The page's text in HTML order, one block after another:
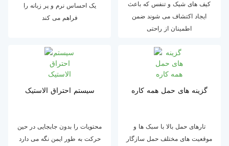
یک احساس نرم و پر زبانه را
فراهم می کند
کیف های شیک و تنفس که باعث
ایجاد اکتشاف می شوند ضمن
اطمینان از راحتی
سیستم احتراق الاستیک
محتویات را بدون جابجایی در حین
حرکت به طور ایمن نگه می دارد
گزینه های حمل همه کاره
تارهای حمل بالا با سبک ها و
موقعیت های مختلف حمل سازگار